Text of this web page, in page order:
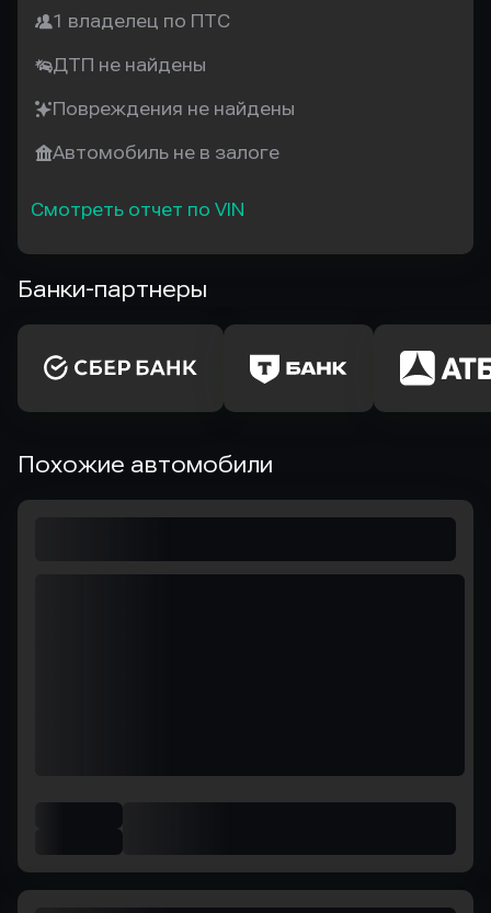
1 владелец по ПТС
ДТП не найдены
Повреждения не найдены
Автомобиль не в залоге
Смотреть отчет по VIN
Банки-партнеры
Похожие автомобили